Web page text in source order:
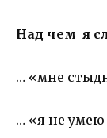
Над чем я
… «мне
… «я не умею